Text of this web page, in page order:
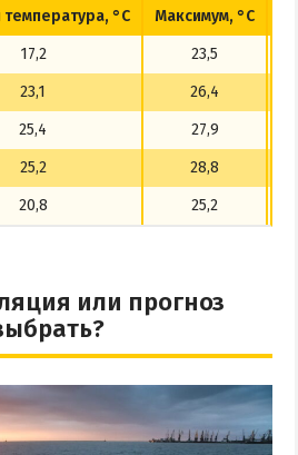
°C Максимум, °C
17,2
23,5
23,1
26,4
25,4
27,9
25,2
28,8
20,8 25,2
или прогноз